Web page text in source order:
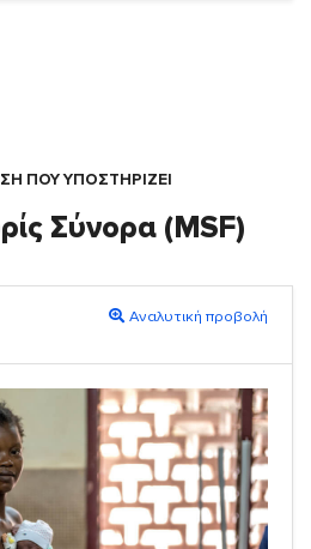
ΠΟΥ ΥΠΟΣΤΗΡΙΖΕΙ
Σύνορα (MSF)
Αναλυτική προβολή